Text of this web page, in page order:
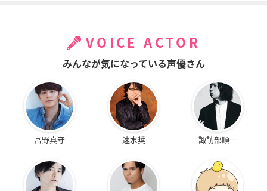
VOICE ACTOR
みんなが気になっている声優さん
宮野真守 速水奨 諏訪部順一